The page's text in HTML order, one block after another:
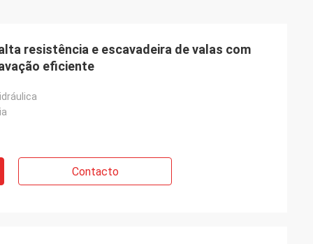
resistência e escavadeira de valas com
eficiente
Contacto